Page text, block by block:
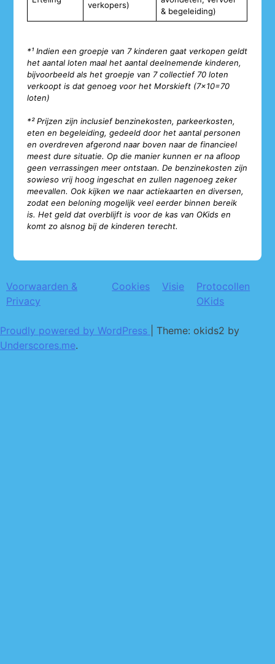
verkopers)
& begeleiding)
*¹ Indien een groepje van 7 kinderen gaat verkopen geldt
het aantal loten maal het aantal deelnemende kinderen,
bijvoorbeeld als het groepje van 7 collectief 70 loten
verkoopt is dat genoeg voor het Morskieft (7×10=70
loten)
*² Prijzen zijn inclusief benzinekosten, parkeerkosten,
eten en begeleiding, gedeeld door het aantal personen
en overdreven afgerond naar boven naar de financieel
meest dure situatie. Op die manier kunnen er na afloop
geen verrassingen meer ontstaan. De benzinekosten zijn
sowieso vrij hoog ingeschat en zullen nagenoeg zeker
meevallen. Ook kijken we naar actiekaarten en diversen,
zodat een beloning mogelijk veel eerder binnen bereik
is. Het geld dat overblijft is voor de kas van OKids en
komt zo alsnog bij de kinderen terecht.
Voorwaarden &
Privacy
Cookies Visie
Protocollen
OKids
Proudly powered by WordPress
Theme: okids2 by
Underscores.me.